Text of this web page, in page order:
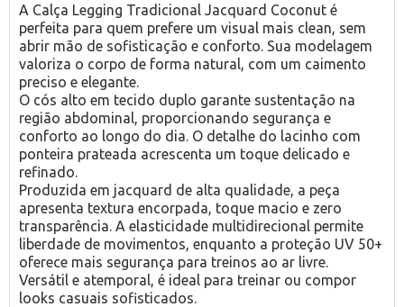
A Calça Legging Tradicional Jacquard Coconut é
perfeita para quem prefere um visual mais clean, sem
abrir mão de sofisticação e conforto. Sua modelagem
valoriza o corpo de forma natural, com um caimento
preciso e elegante.
O cós alto em tecido duplo garante sustentação na
região abdominal, proporcionando segurança e
conforto ao longo do dia. O detalhe do lacinho com
ponteira prateada acrescenta um toque delicado e
refinado.
Produzida em jacquard de alta qualidade, a peça
apresenta textura encorpada, toque macio e zero
transparência. A elasticidade multidirecional permite
liberdade de movimentos, enquanto a proteção UV 50+
oferece mais segurança para treinos ao ar livre.
Versátil e atemporal, é ideal para treinar ou compor
looks casuais sofisticados.